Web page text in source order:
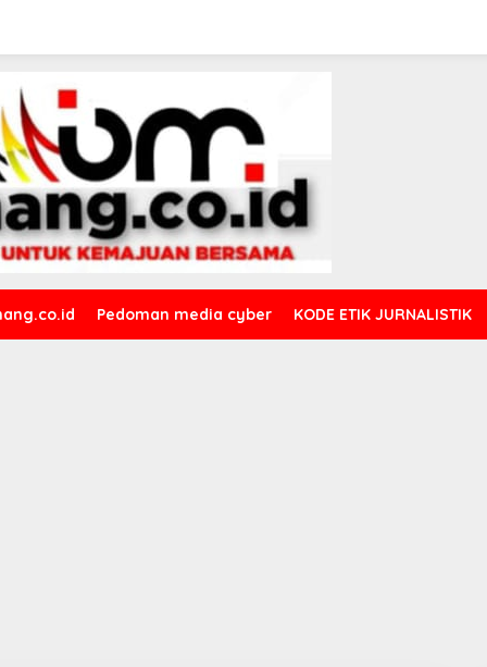
Pedoman media cyber KODE ETIK JURNALISTIK